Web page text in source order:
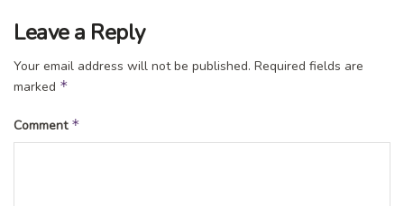
Leave a Reply
Your email address will not be published. Required fields are
marked *
Comment *